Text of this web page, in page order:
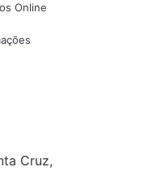
Online
Cruz,